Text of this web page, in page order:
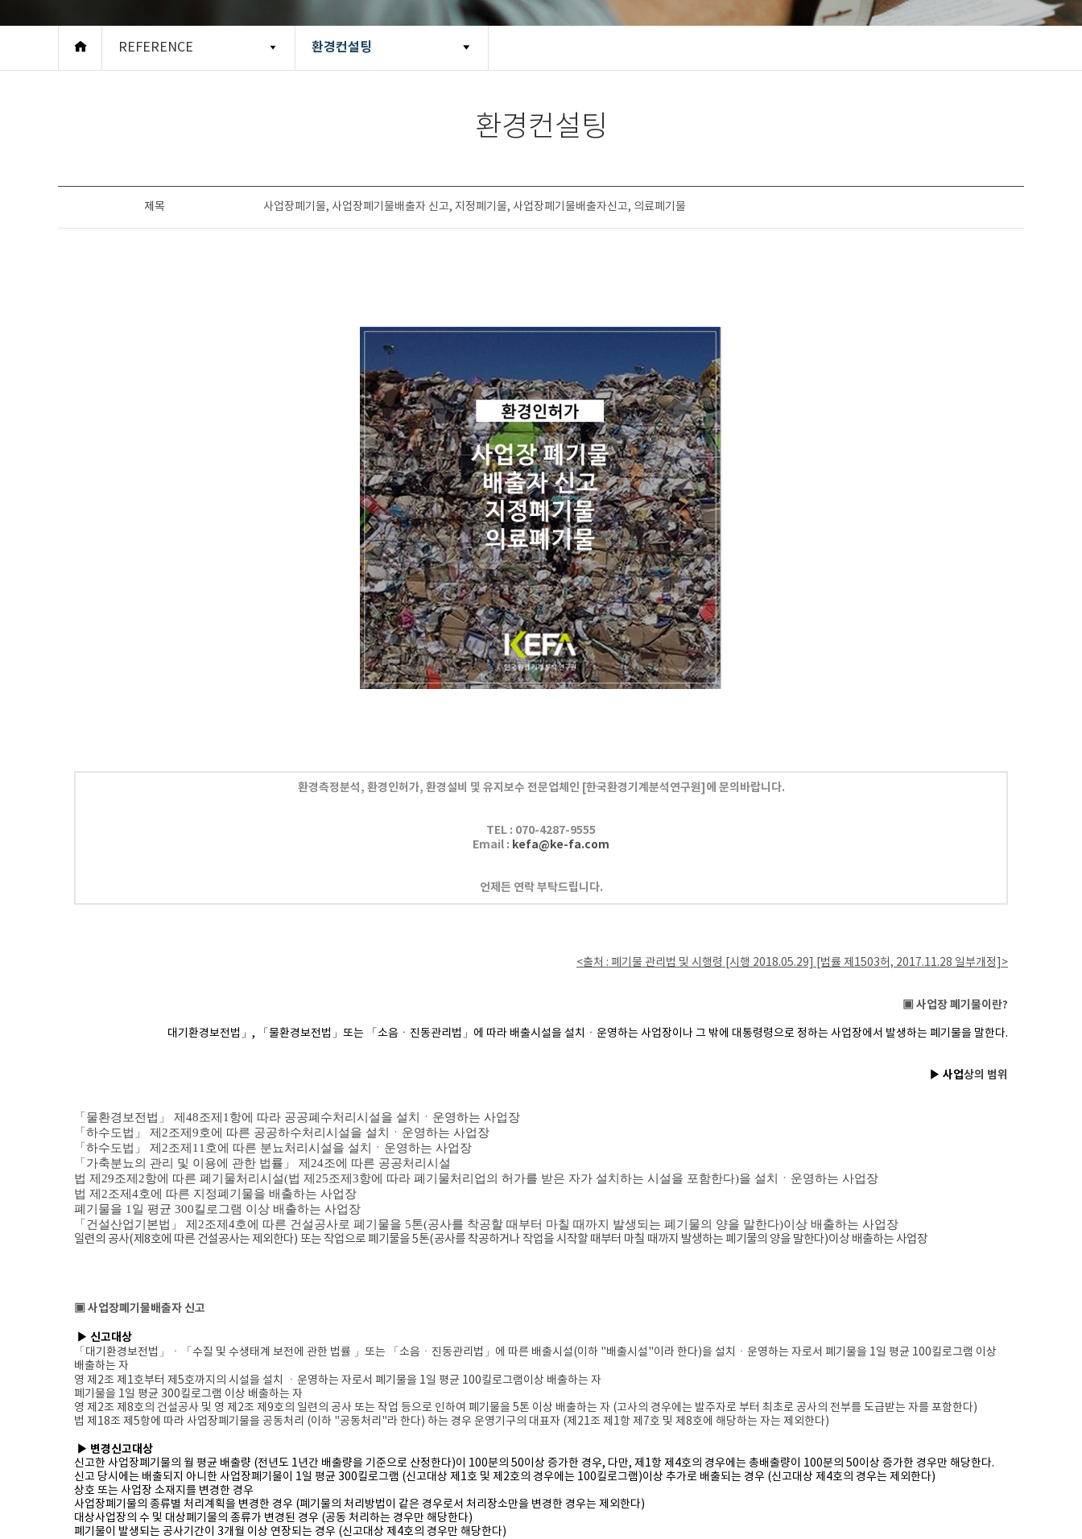
REFERENCE 환경컨설팅
환경컨설팅
제목 사업장폐기물, 사업장폐기물배출자 신고, 지정폐기물, 사업장폐기물배출자신고, 의료폐기물
환경측정분석, 환경인허가, 환경설비 및 유지보수 전문업체인 [한국환경기계분석연구원]에 문의바랍니다.
TEL : 070-4287-9555
Email : kefa@ke-fa.com
언제든 연락 부탁드립니다.
​<출처 : 폐기물 관리법 및 시행령 [시행 2018.05.29] [법률 제1503허, 2017.11.28 일부개정]>
▣ 사업장 폐기물이란?
대기환경보전법」 , 「물환경보전법」 또는 「소음ㆍ진동관리법」 에 따라 배출시설을 설치ㆍ운영하는 사업장이나 그 밖에 대통령령으로 정하는 사업장에서 발생하는 폐기물을 말한다.
▶ 사업상의 범위
「 물환경보전법」 제 48조제 1 항에 따라 공공폐수처리시설을 설치ㆍ운영하는 사업장
「하수도법」 제 2조제 9호에 따른 공공하수처리시설을 설치ㆍ운영하는 사업장
「하수도법」 제 2조제 11 호에 따른 분뇨처리시설을 설치ㆍ운영하는 사업장
「가축분뇨의 관리 및 이용에 관한 법률」 제 24조에 따른 공공처리시설
법 제 29조제 2항에 따른 폐기물처리시설(법 제 25조제 3항에 따라 폐기물처리업의 허가를 받은 자가 설치하는 시설을 포함한다)을 설치ㆍ운영하는 사업장
법 제 2조제 4호에 따른 지정폐기물을 배출하는 사업장
폐기물을 1 일 평균 300킬로그램 이상 배출하는 사업장
「건설산업기본법」 제 2조제 4호에 따른 건설공사로 폐기물을 5톤(공사를 착공할 때부터 마칠 때까지 발생되는 폐기물의 양을 말한다)이상 배출하는 사업장
일련의 공사(제 8호에 따른 건설공사는 제외한다) 또는 작업으로 폐기물을5톤(공사를 착공하거나 작업을 시작할 때부터 마칠 때까지 발생하는 폐기물의 양을 말한다)이상 배출하는 사업장
▣ 사업장폐기물배출자 신고
▶ 신고대상
「대기환경보전법」ㆍ 「수질 및 수생태계 보전에 관한 법률 」또는
「소음ㆍ진동관리법」에 따른 배출시설(이하 "배출시설"이라 한다)을 설치ㆍ운영하는 자로서 폐기물을 1일 평균 100킬로그램 이상
배출하는 자
영 제2조 제1호부터 제5호까지의 시설을 설치 ㆍ운영하는 자로서 폐기물을 1일 평균 100킬로그램이상 배출하는 자
폐기물을 1일 평균 300킬로그램 이상 배출하는 자
영 제2조 제8호의 건설공사 및 영 제2조 제9호의 일련의 공사 또는 작업 등으로 인하여 폐기물을 5톤 이상 배출하는 자 (고사의 경우에는 발주자로 부터 최초로 공사의 전부를 도급받는 자를 포함한다)
법 제18조 제5항에 따라 사업장폐기물을 공동처리 (이하 "공동처리"라 한다) 하는 경우 운영기구의 대표자 (제21조 제1항 제7호 및 제8호에 해당하는 자는 제외한다)
▶ 변경신고대상
신고한 사업장폐기물의 월 평균 배출량 (전년도 1년간 배출량을 기준으로 산정한다)이 100분의 50이상 증가한 경우, 다만, 제1항 제4호의 경우에는 총배출량이 100분의 50이상 증가한 경우만 해당한다.
신고 당시에는 배출되지 아니한 사업장폐기물이 1일 평균 300킬로그램 (신고대상 제1호 및 제2호의 경우에는 100킬로그램)이상 추가로 배출되는 경우 (신고대상 제4호의 경우는 제외한다)
상호 또는 사업장 소재지를 변경한 경우
사업장폐기물의 종류별 처리계획을 변경한 경우 (폐기물의 처리방법이 같은 경우로서 처리장소만을 변경한 경우는 제외한다)
대상사업장의 수 및 대상폐기물의 종류가 변경된 경우 (공동 처리하는 경우만 해당한다)
폐기물이 발생되는 공사기간이 3개월 이상 연장되는 경우 (신고대상 제4호의 경우만 해당한다)